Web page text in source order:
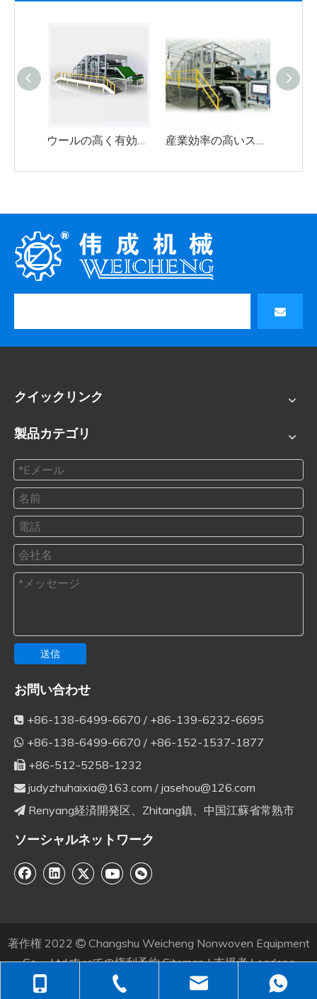
クイックリンク
製品カテゴリ
送信
お問い合わせ
 +86-138-6499-6670 / +86-139-6232-6695
 +86-138-6499-6670 / +86-152-1537-1877
 +86-512-5258-1232
 judyzhuhaixia@163.com / jasehou@126.com
 Renyang経済開発区、Zhitang鎮、中国江蘇省常熟市
ソーシャルネットワーク
著作権 2022 Changshu Weicheng Nonwoven Equipment
Co.、Ltd.すべての権利予約Sitemap| 支援者Leadong